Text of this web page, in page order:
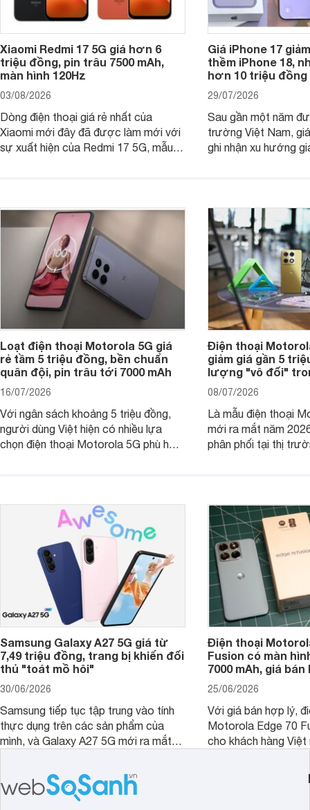
Xiaomi Redmi 17 5G giá hơn 6
triệu đồng, pin trâu 7500 mAh,
màn hình 120Hz
03/08/2026
Dòng điện thoại giá rẻ nhất của
Xiaomi mới đây đã được làm mới với
sự xuất hiện của Redmi 17 5G, mẫu
Giá iPhone 17
thềm iPhone 18,
hơn 10 triệu đồng
29/07/2026
Sau gần một năm
trường Việt Nam,
ghi nhận xu hướng
Loạt điện thoại Motorola 5G giá
rẻ tầm 5 triệu đồng, bền chuẩn
quân đội, pin trâu tới 7000 mAh
16/07/2026
Với ngân sách khoảng 5 triệu đồng,
người dùng Việt hiện có nhiều lựa
chọn điện thoại Motorola 5G phù hợp
Điện thoại
giảm giá gần 5
lượng "vô đối"
08/07/2026
Là mẫu điện thoại
mới ra mắt năm
phân phối tại thị
trình giảm giá hấp
thêm một lựa chọn
người dùng Việt.
Samsung Galaxy A27 5G giá từ
7,49 triệu đồng, trang bị khiến đối
thủ "toát mồ hôi"
30/06/2026
Samsung tiếp tục tập trung vào tính
thực dụng trên các sản phẩm của
mình, và Galaxy A27 5G mới ra mắt
tới cho người dùng một thiết bị chất
lượng với nhiều trang bị ấn tượng và
độ bền bỉ cho nhu cầu sử dụng lâu
Điện thoại
Fusion có màn
7000 mAh, giá
25/06/2026
Với giá bán hợp lý,
Motorola Edge 70
cho khách hàng Việt
trang bị hiện đại